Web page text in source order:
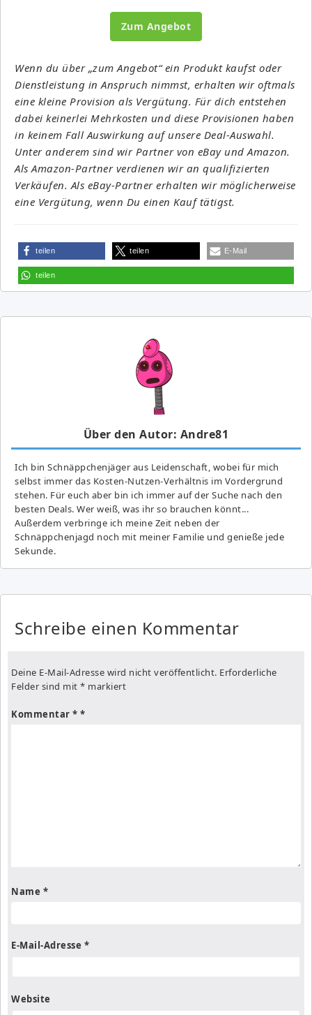
Zum Angebot
Wenn du über „zum Angebot“ ein Produkt kaufst oder
Dienstleistung in Anspruch nimmst, erhalten wir oftmals
eine kleine Provision als Vergütung. Für dich entstehen
dabei keinerlei Mehrkosten und diese Provisionen haben
in keinem Fall Auswirkung auf unsere Deal-Auswahl.
Unter anderem sind wir Partner von eBay und Amazon.
Als Amazon-Partner verdienen wir an qualifizierten
Verkäufen. Als eBay-Partner erhalten wir möglicherweise
eine Vergütung, wenn Du einen Kauf tätigst.
teilen teilen E-Mail
teilen
Über den Autor: Andre81
Ich bin Schnäppchenjäger aus Leidenschaft, wobei für mich
selbst immer das Kosten-Nutzen-Verhältnis im Vordergrund
stehen. Für euch aber bin ich immer auf der Suche nach den
besten Deals. Wer weiß, was ihr so brauchen könnt...
Außerdem verbringe ich meine Zeit neben der
Schnäppchenjagd noch mit meiner Familie und genieße jede
Sekunde.
Schreibe einen Kommentar
Deine E-Mail-Adresse wird nicht veröffentlicht. Erforderliche
Felder sind mit * markiert
Kommentar *
Name *
E-Mail-Adresse *
Website